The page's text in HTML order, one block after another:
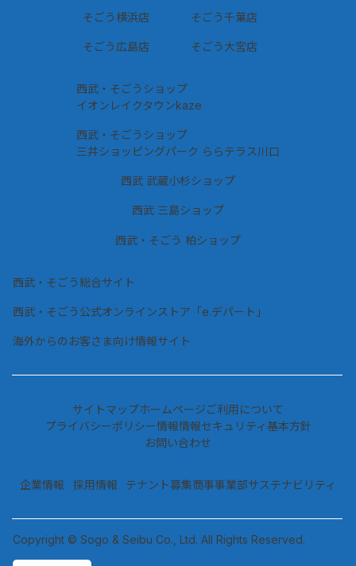
そごう横浜店 そごう千葉店
そごう大宮店
そごう広島店
西武・そごう 柏ショップ
西武 武蔵小杉ショップ
西武 三島ショップ
西武・そごうショップ
三井ショッピングパーク ららテラス川口
西武・そごうショップ
イオンレイクタウンkaze
西武・そごう総合サイト
西武・そごう公式オンラインストア「e.デパート」
海外からのお客さま向け情報サイト
企業情報 採用情報 テナント募集商事事業部サステナビリティ
Copyright © Sogo & Seibu Co., Ltd. All Rights Reserved.
サイトマップホームページご利用について
プライバシーポリシー情報情報セキュリティ基本方針
お問い合わせ